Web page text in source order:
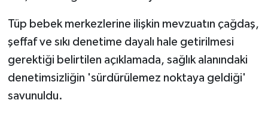
Tüp bebek merkezlerine ilişkin mevzuatın çağdaş,
şeffaf ve sıkı denetime dayalı hale getirilmesi
gerektiği belirtilen açıklamada, sağlık alanındaki
denetimsizliğin 'sürdürülemez noktaya geldiği'
savunuldu.